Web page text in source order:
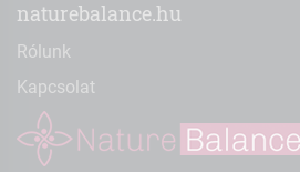
naturebalance.hu
Rólunk
Kapcsolat